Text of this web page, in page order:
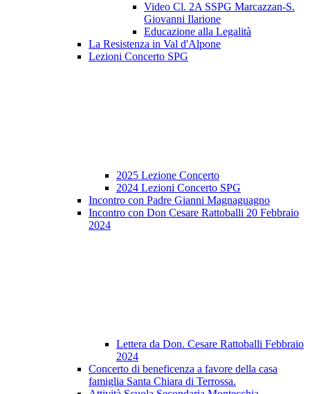
Video Cl. 2A SSPG Marcazzan-S.
Giovanni Ilarione
Educazione alla Legalità
La Resistenza in Val d'Alpone
Lezioni Concerto SPG
2025 Lezione Concerto
2024 Lezioni Concerto SPG
Incontro con Padre Gianni Magnaguagno
Incontro con Don Cesare Rattoballi 20 Febbraio
2024
Lettera da Don. Cesare Rattoballi Febbraio
2024
Concerto di beneficenza a favore della casa
famiglia Santa Chiara di Terrossa.